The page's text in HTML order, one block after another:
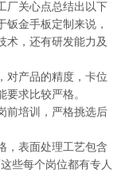
关心点总结出以下
钣金手板定制来说，
术，还有研发能力及
产品的精度，卡位
求比较严格。
培训，严格挑选后
表面处理工艺包含
些每个岗位都有专人